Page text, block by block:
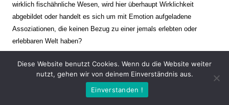
wirklich fischähnliche Wesen, wird hier überhaupt Wirklichkeit
abgebildet oder handelt es sich um mit Emotion aufgeladene
Assoziationen, die keinen Bezug zu einer jemals erlebten oder
erlebbaren Welt haben?
Verharren und Dynamik stehen sich dabei gegenüber. Zeit steht still
oder verrinnt im Nu. Es soll dabei eine Spannung, auch farblich, bis
zur Schmerzgrenze erzeugt werden. Die Arbeiten stellen ambivalente
Diese Website benutzt Cookies. Wenn du die Website weiter
nutzt, gehen wir von deinem Einverständnis aus.
Einverstanden !